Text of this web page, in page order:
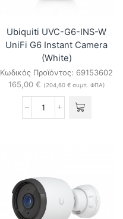
Ubiquiti UVC-G6-INS-W
UniFi G6 Instant Camera
(White)
Κωδικός Προϊόντος: 69153602
165,00 € (204,60 €συμπ. ΦΠΑ)
Ubiquiti
G6
Instant
Camera
(White)